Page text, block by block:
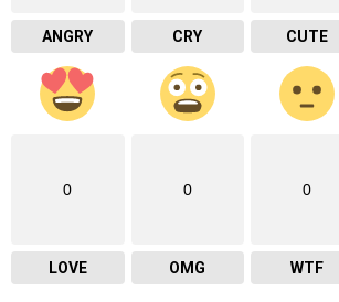
ANGRY CRY CUTE
0
LOVE
0
OMG
0
WTF